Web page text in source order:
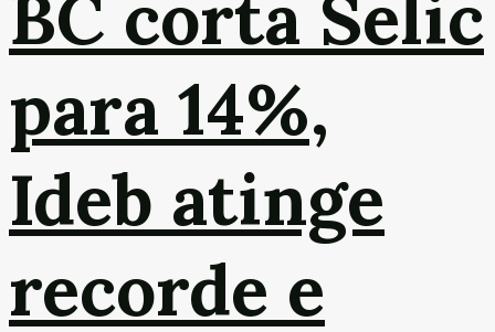
BC corta Selic
para 14%,
Ideb atinge
recorde e